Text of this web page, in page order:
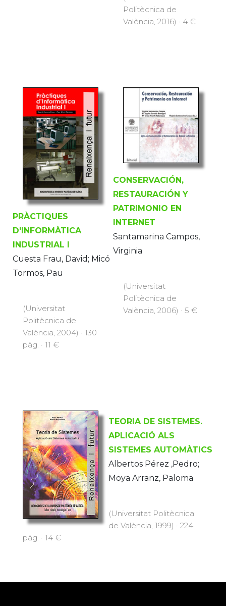
Politècnica de
València, 2016) · 4 €
PRÀCTIQUES
D'INFORMÀTICA
INDUSTRIAL I
Cuesta Frau, David; Micó
Tormos, Pau
(Universitat
Politècnica de
València, 2004) · 130
pàg. · 11 €
CONSERVACIÓN,
RESTAURACIÓN Y
PATRIMONIO EN
INTERNET
Santamarina Campos,
Virginia
(Universitat
Politècnica de
València, 2006) · 5 €
TEORIA DE SISTEMES.
APLICACIÓ ALS
SISTEMES AUTOMÀTICS
Albertos Pérez ,Pedro;
Moya Arranz, Paloma
(Universitat Politècnica
de València, 1999) · 224
pàg. · 14 €